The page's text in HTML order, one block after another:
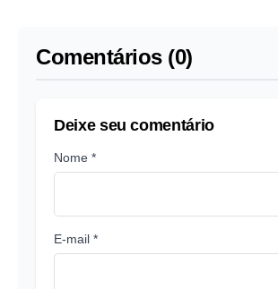
Comentários (0)
Deixe seu comentário
Nome *
E-mail *